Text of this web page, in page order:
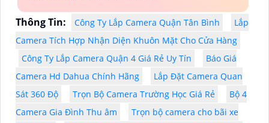
Thông Tin: Công Ty Lắp Camera Quận Tân Bình
Lắp
Camera Tích Hợp Nhận Diện Khuôn Mặt Cho Cửa Hàng
Công Ty Lắp Camera Quận 4 Giá Rẻ Uy Tín
Báo Giá
Camera Hd Dahua Chính Hãng
Lắp Đặt Camera Quan
Sát 360 Độ
Trọn Bộ Camera Trường Học Giá Rẻ
Bộ 4
Camera Gia Đình Thu âm
Trọn bộ camera cho bãi xe